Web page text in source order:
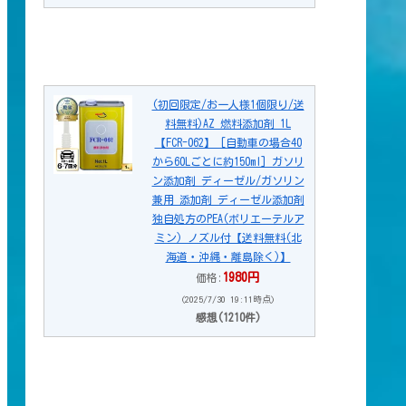
(初回限定/お一人様1個限り/送
料無料)AZ 燃料添加剤 1L
【FCR-062】 [自動車の場合40
から60Lごとに約150ml] ガソリ
ン添加剤 ディーゼル/ガソリン
兼用 添加剤 ディーゼル添加剤
独自処方のPEA(ポリエーテルア
ミン) ノズル付【送料無料(北
海道・沖縄・離島除く)】
価格: 1980円
(2025/7/30 19:11時点)
感想(1210件)